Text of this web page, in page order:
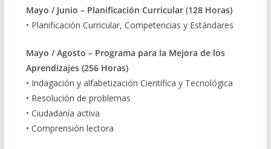
Mayo / Junio – Planificación Curricular (128 Horas)
• Planificación Curricular, Competencias y Estándares
Mayo / Agosto – Programa para la Mejora de los
Aprendizajes (256 Horas)
• Indagación y alfabetización Científica y Tecnológica
• Resolución de problemas
• Ciudadanía activa
• Comprensión lectora